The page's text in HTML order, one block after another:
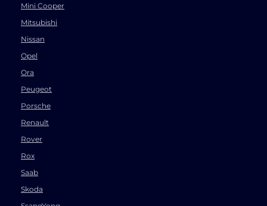
Mini Cooper
Mitsubishi
Nissan
Opel
Ora
Peugeot
Porsche
Renault
Rover
Rox
Saab
Skoda